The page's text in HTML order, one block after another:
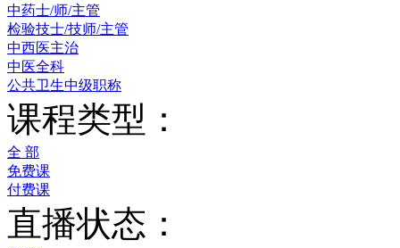
中药士/师/主管
检验技士/技师/主管
中西医主治
中医全科
公共卫生中级职称
课程类型：
全 部
免费课
付费课
直播状态：